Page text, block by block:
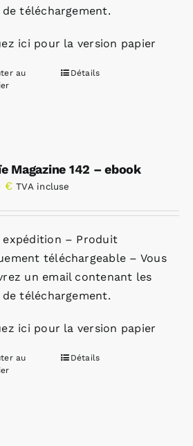
de téléchargement.
ici pour la version papier
au
Détails
Magazine 142 – ebook
€ TVA incluse
expédition – Produit
téléchargeable – Vous
un email contenant les
de téléchargement.
ici pour la version papier
au
Détails